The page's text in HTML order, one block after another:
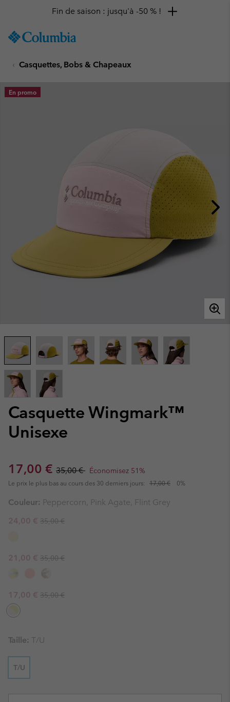
TO
SKIP
MAIN
NAV
Fin de saison : jusqu'à -50 % !
Casquettes, Bobs & Chapeaux
Casquette Wingmark™
Unisexe
Sale price:
17,00 € Regular price:
35,00 € Économisez 51%
Le prix le plus bas au cours des 30 derniers jours: 17,00 € 0%
En promo
Couleur: Peppercorn, Pink Agate, Flint Grey
Sale price:
24,00 € Regular price:
35,00 €
Sale price:
21,00 € Regular price:
35,00 €
Sale price:
17,00 € Regular price:
35,00 €
Taille: T/U
T/U